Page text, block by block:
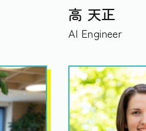
高 天正
AI Engineer